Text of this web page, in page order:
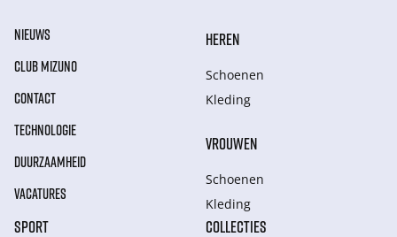
NIEUWS
CLUB MIZUNO
CONTACT
TECHNOLOGIE
DUURZAAMHEID
VACATURES
HEREN
Schoenen
Kleding
VROUWEN
Schoenen
Kleding
SPORT COLLECTIES